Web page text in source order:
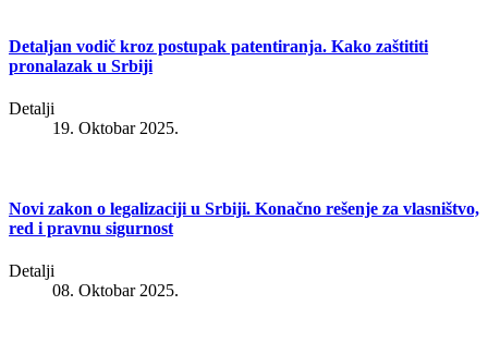
Detaljan vodič kroz postupak patentiranja. Kako zaštititi
pronalazak u Srbiji
Detalji
19. Oktobar 2025.
Novi zakon o legalizaciji u Srbiji. Konačno rešenje za vlasništvo,
red i pravnu sigurnost
Detalji
08. Oktobar 2025.